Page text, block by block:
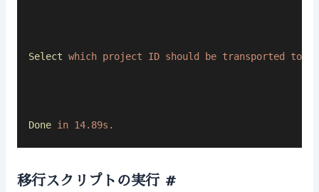
Select which project ID should be transported to
Done in 14.89s.
移行スクリプトの実行 #